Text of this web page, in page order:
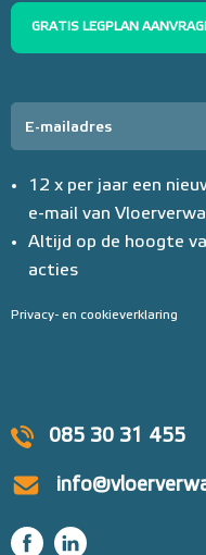
085 30 31 455
GRATIS LEGPLAN
12 x per jaar een
e-mail van
Altijd op de hoogte
acties
Privacy- en cookieverklaring